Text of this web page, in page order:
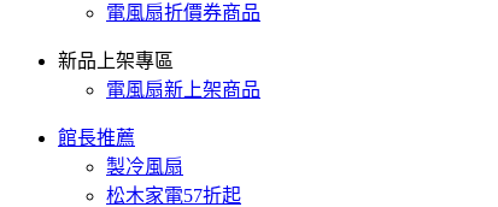
電風扇折價券商品
新品上架專區
電風扇新上架商品
館長推薦
製冷風扇
松木家電57折起